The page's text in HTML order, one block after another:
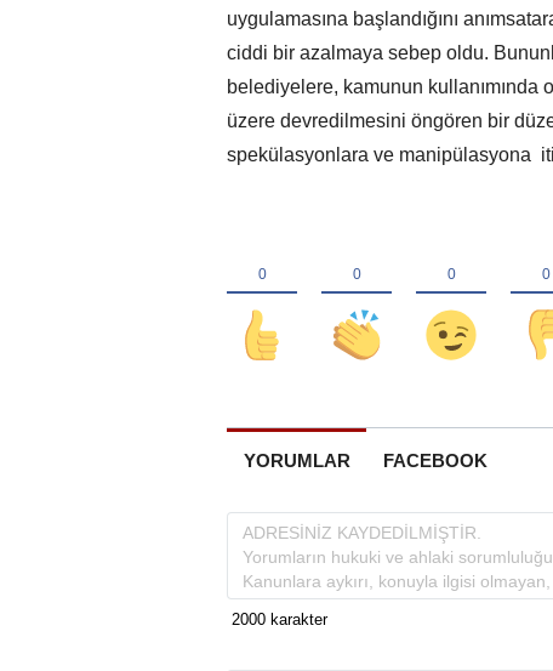
uygulamasına başlandığını
ciddi bir azalmaya sebep oldu.
belediyelere, kamunun
üzere devredilmesini öngören bir
spekülasyonlara ve manipülasyona
YORUMLAR FACEBOOK